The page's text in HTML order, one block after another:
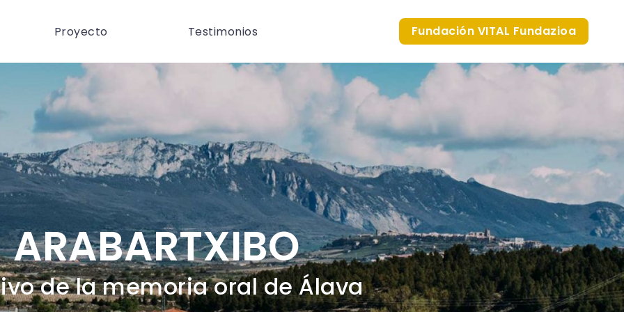
Proyecto Testimonios Fundación VITAL Fundazioa
ARABARTXIBO
de la memoria oral de Álava